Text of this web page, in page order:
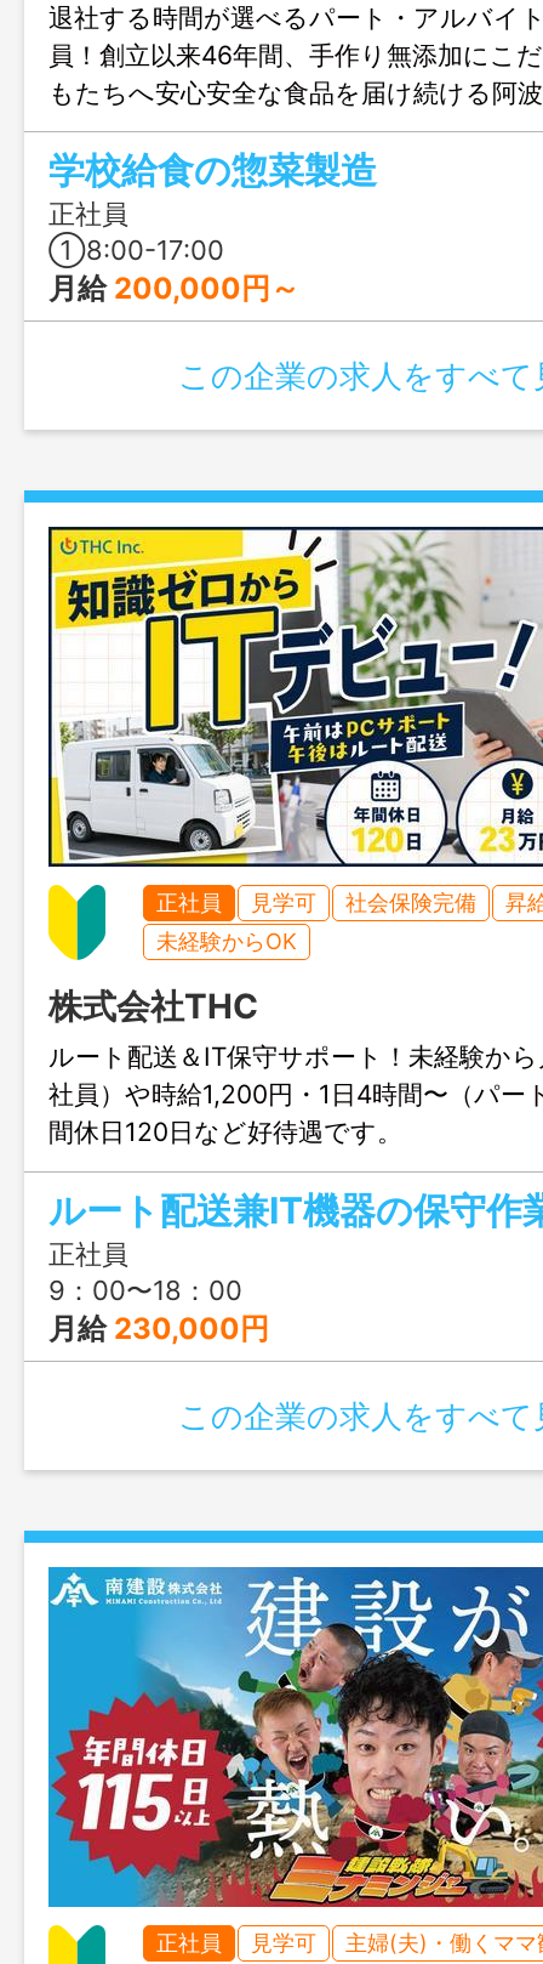
退社する時間が選べるパート・アルバイ
員！創立以来46年間、手作り無添加にこ
もたちへ安心安全な食品を届け続ける阿
事。
学校給食の惣菜製造
正社員
①8:00-17:00
月給 200,000円～
この企業の求人をすべて
正社員 見学可 社会保険完備
昇
未経験からOK
株式会社THC
ルート配送＆IT保守サポート！未経験か
社員）や時給1,200円・1日4時間〜（パー
間休日120日など好待遇です。
正社員
9：00〜18：00
月給 230,000円
この企業の求人をすべて
正社員 見学可 主婦(夫)・働くママ